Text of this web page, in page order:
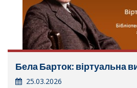
Бела Барток: віртуальна
25.03.2026